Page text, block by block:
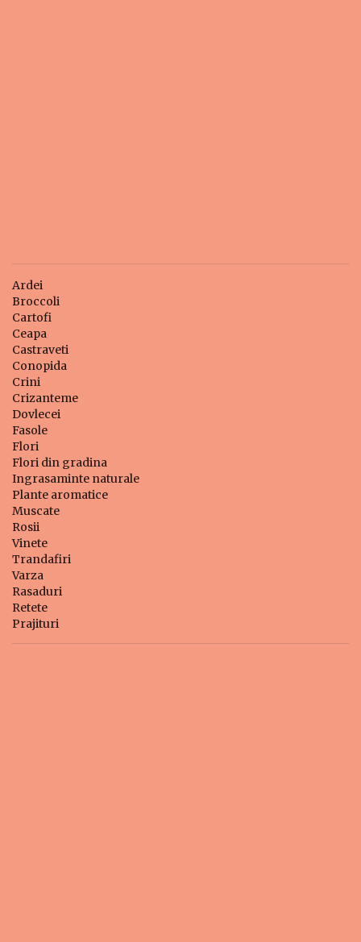
Ardei
Broccoli
Cartofi
Ceapa
Castraveti
Conopida
Crini
Crizanteme
Dovlecei
Fasole
Flori
Flori din gradina
Ingrasaminte naturale
Plante aromatice
Muscate
Rosii
Vinete
Trandafiri
Varza
Rasaduri
Retete
Prajituri